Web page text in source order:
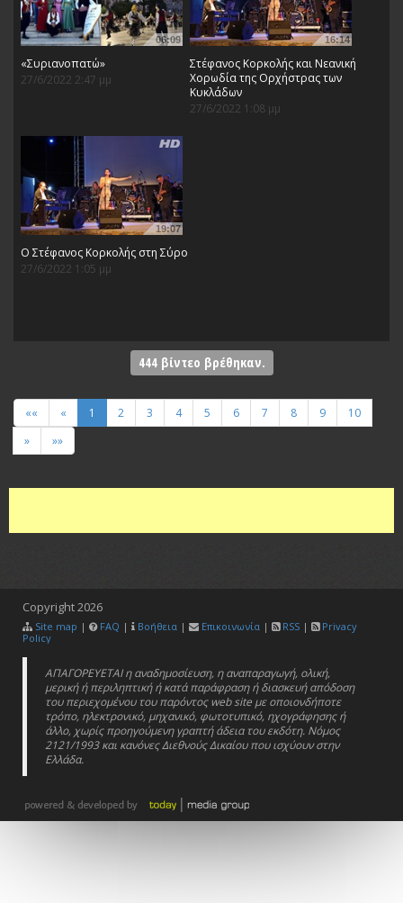
06:09
«Συριανοπατώ»
27/6/2022 2:47 μμ
16:14
Στέφανος Κορκολής και Νεανική
Χορωδία της Ορχήστρας των
Κυκλάδων
27/6/2022 1:08 μμ
19:07
O Στέφανος Κορκολής στη Σύρο
27/6/2022 1:05 μμ
444βίντεο βρέθηκαν.
«« « 1 2 3 4 5 6 7 8 9
10
»
»»
Copyright2026
Site map | FAQ | Βοήθεια | Επικοινωνία | RSS |
Privacy
Policy
ΑΠΑΓΟΡΕΥΕΤΑΙ η αναδημοσίευση, η αναπαραγωγή, ολική,
μερική ή περιληπτική ή κατά παράφραση ή διασκευή απόδοση
του περιεχομένου του παρόντος web site με οποιονδήποτε
τρόπο, ηλεκτρονικό, μηχανικό, φωτοτυπικό, ηχογράφησης ή
άλλο, χωρίς προηγούμενη γραπτή άδεια του εκδότη. Νόμος
2121/1993 και κανόνες Διεθνούς Δικαίου που ισχύουν στην
Ελλάδα.